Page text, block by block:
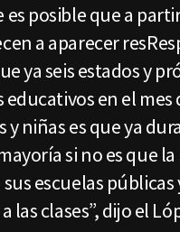
posible que a
a aparecer
ya seis estados y
educativos en el mes
y niñas es que ya
si no es que
escuelas públicas
las clases”, dijo el